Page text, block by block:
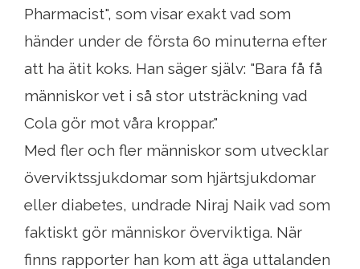
Pharmacist", som visar exakt vad som
händer under de första 60 minuterna efter
att ha ätit koks. Han säger själv: "Bara få få
människor vet i så stor utsträckning vad
Cola gör mot våra kroppar."
Med fler och fler människor som utvecklar
överviktssjukdomar som hjärtsjukdomar
eller diabetes, undrade Niraj Naik vad som
faktiskt gör människor överviktiga. När
finns rapporter han kom att äga uttalanden